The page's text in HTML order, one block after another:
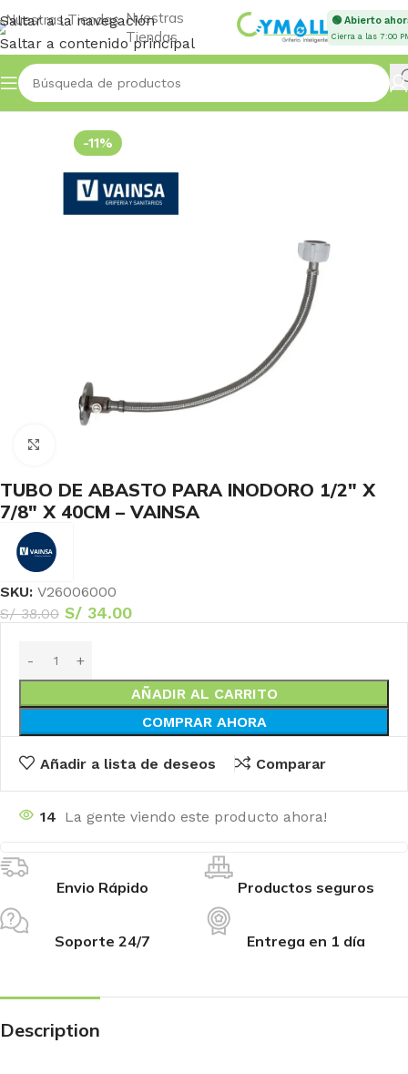
Saltar a la navegación
Saltar a contenido principal
Nuestras
Tiendas
🟢 Abierto
Cierra a las 7:00
Inicio Accessories
-11%
TUBO DE ABASTO PARA INODORO 1/2″ X
7/8″ X 40CM – VAINSA
SKU: V26006000
S/38.00 S/ 34.00
AÑADIR AL CARRITO
COMPRAR AHORA
Añadir a lista de deseos Comparar
14 La gente viendo este producto ahora!
Envio Rápido Productos seguros
Soporte 24/7 Entrega en 1 día
Description